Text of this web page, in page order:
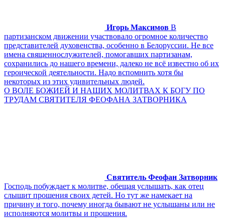
Игорь Максимов В
партизанском движении участвовало огромное количество
представителей духовенства, особенно в Белоруссии. Не все
имена священнослужителей, помогавших партизанам,
сохранились до нашего времени, далеко не всё известно об их
героической деятельности. Надо вспомнить хотя бы
некоторых из этих удивительных людей.
О ВОЛЕ БОЖИЕЙ И НАШИХ МОЛИТВАХ К БОГУ ПО
ТРУДАМ СВЯТИТЕЛЯ ФЕОФАНА ЗАТВОРНИКА
Святитель Феофан Затворник
Господь побуждает к молитве, обещая услышать, как отец
слышит прошения своих детей. Но тут же намекает на
причину и того, почему иногда бывают не услышаны или не
исполняются молитвы и прошения.